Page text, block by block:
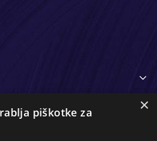
×
piškotke za